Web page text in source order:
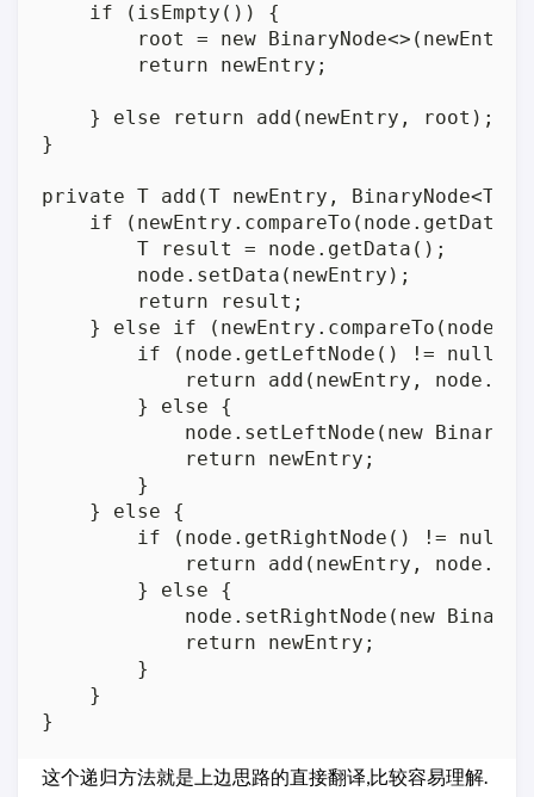
    if (isEmpty()) {
root = new
        return newEntry;
    } else return add(newEntry, root);
}
private T add(T newEntry, BinaryNode<T>
if
        T result = node.getData();
        node.setData(newEntry);
        return result;
} else if
        if (node.getLeftNode() != null) {
return add(newEntry,
        } else {
node.setLeftNode(new
            return newEntry;
        }
    } else {
if (node.getRightNode() != null)
return add(newEntry,
        } else {
node.setRightNode(new
            return newEntry;
        }
    }
这个递归方法就是上边思路的直接翻译,比较容易理解.